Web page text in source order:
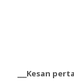
___Kesan